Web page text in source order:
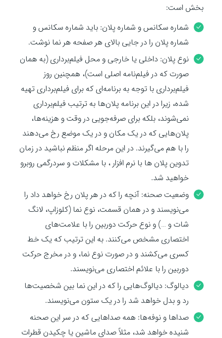
بخش است:
شماره سکانس و شماره پلان: باید شماره سکانس و
شماره پلان را در جایی بالای هر صفحه هر نما نوشت.
نوع پلان: داخلی یا خارجی و محل فیلم‌برداری (به همان
صورت که در فیلم‌نامه اصلی است)، همچنین روز
فیلم‌برداری با توجه به برنامه‌ای که برای فیلم‌برداری تهیه
شده، زیرا در این برنامه پلان‌ها به ترتیب فیلم‌برداری
نمی‌شوند، بلکه برای صرفه‌جویی در وقت و هزینه‌ها،
پلان‌هایی که در یک مکان و در یک موضع رخ می‌دهند
را با هم می‌گیرند. در این مرحله اگر منظم نباشید در زمان
تدوین پلان ها با نرم افزار ، با مشکلات و سردرگمی روبرو
خواهید شد.
وضعیت صحنه: آنچه را که در هر پلان رخ خواهد داد را
می‌نویسند و در همان قسمت، نوع نما (کلوزاپ، لانگ
شات و …) و نوع حرکت دوربین را با علامت‌های
اختصاری مشخص می‌کنند. به این ترتیب که یک خط
کسری می‌کشند و در صورت نوع نما، و در مخرج حرکت
دوربین را با علائم اختصاری می‌نویسند.
دیالوگ: دیالوگ‌هایی را که در این نما بین شخصیت‌ها
رد و بدل خواهد شد را در یک ستون می‌نویسند.
صداها و نوفه‌ها: همه صداهایی که در سر این صحنه
شنیده خواهد شد، مثلاً صدای ماشین یا چکیدن قطرات